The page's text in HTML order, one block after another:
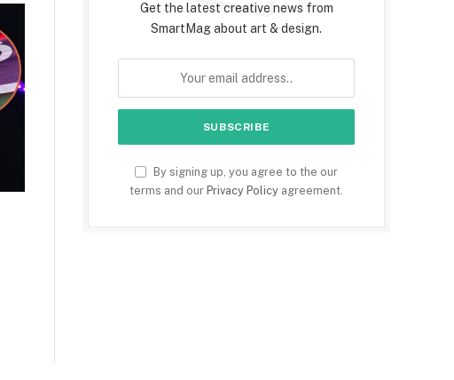
Get the latest creative news from
SmartMag about art & design.
By signing up, you agree to the our
terms and our Privacy Policy agreement.